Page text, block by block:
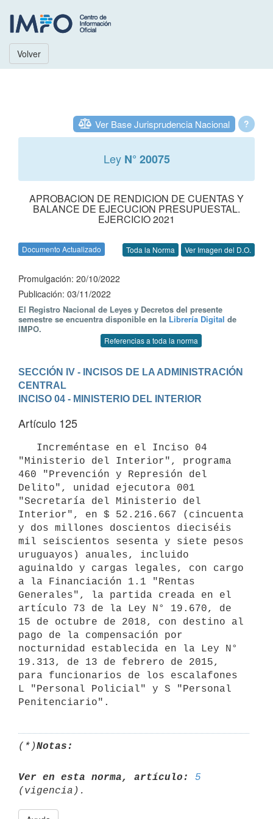
Volver
?
Ver Base Jurisprudencia Nacional
Ley N° 20075
APROBACION DE RENDICION DE CUENTAS Y
BALANCE DE EJECUCION PRESUPUESTAL.
EJERCICIO 2021
Documento Actualizado Toda la Norma Ver Imagen del D.O.
Promulgación: 20/10/2022
Publicación: 03/11/2022
El Registro Nacional de Leyes y Decretos del presente
semestre se encuentra disponible en la Librería Digital de
IMPO.
Referencias a toda la norma
SECCIÓN IV - INCISOS DE LA ADMINISTRACIÓN
CENTRAL
INCISO 04 - MINISTERIO DEL INTERIOR
Artículo 125
"Ministerio del Interior", programa
460 "Prevención y Represión del
Delito", unidad ejecutora 001
"Secretaría del Ministerio del
Interior", en $ 52.216.667 (cincuenta
y dos millones doscientos dieciséis
mil seiscientos sesenta y siete pesos
uruguayos) anuales, incluido
aguinaldo y cargas legales, con cargo
a la Financiación 1.1 "Rentas
Generales", la partida creada en el
artículo 73 de la Ley N° 19.670, de
15 de octubre de 2018, con destino al
pago de la compensación por
nocturnidad establecida en la Ley N°
19.313, de 13 de febrero de 2015,
para funcionarios de los escalafones
L "Personal Policial" y S "Personal
(*)Notas:
Ver en esta norma, artículo:
5